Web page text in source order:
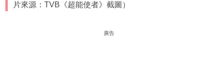
片來源：TVB《超能使者》截圖）
廣告